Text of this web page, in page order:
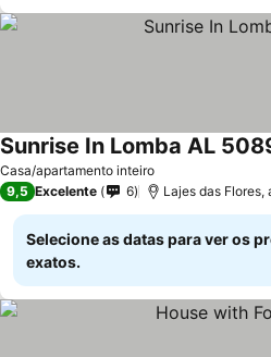
Casa/apartamento inteiro
Sunrise In Lomba AL
9,5 Excelente 6 Lajes das Flores,
Selecione as datas para ver os
exatos.